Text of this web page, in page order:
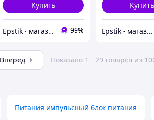
Купить
Epstik - магазин радиокомпонентов 99%
Купить
Epstik - магазин радиокомпонентов
Вперед Показано 1 - 29 товаров из
Питания импульсный блок питания